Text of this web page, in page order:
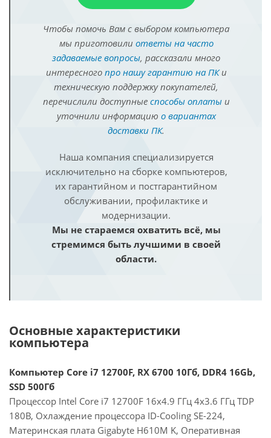
Чтобы помочь Вам с выбором компьютера
мы приготовили ответы на часто
задаваемые вопросы, рассказали много
интересного про нашу гарантию на ПКи
техническую поддержку покупателей,
перечислили доступные способы оплатыи
уточнили информацию о вариантах
доставки ПК.
Наша компания специализируется
исключительно на сборке компьютеров,
их гарантийном и постгарантийном
обслуживании, профилактике и
модернизации.
Мы не стараемся охватить всё, мы
стремимся быть лучшими в своей
области.
Основные характеристики
компьютера
Компьютер Core i7 12700F, RX 6700 10Гб, DDR4 16Gb,
SSD 500Гб
Процессор Intel Core i7 12700F 16x4.9 ГГц 4x3.6 ГГц TDP
180В, Охлаждение процессора ID-Cooling SE-224,
Материнская плата Gigabyte H610M K, Оперативная